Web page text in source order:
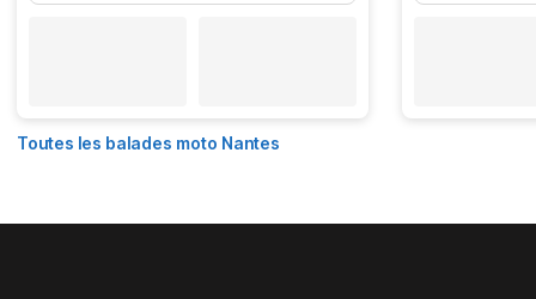
Toutes les balades moto Nantes